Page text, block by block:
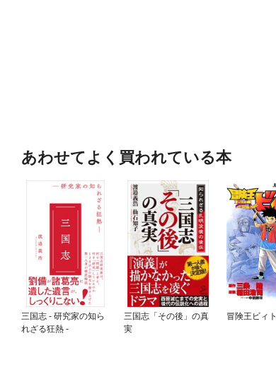
あわせてよく買われている本
三国志 - 研究家の知ら
れざる狂熱 -
三国志「その後」の真
実
冒険王ビィト